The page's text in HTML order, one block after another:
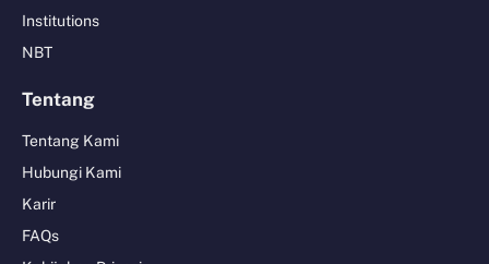
Institutions
NBT
Tentang
Tentang Kami
Hubungi Kami
Karir
FAQs